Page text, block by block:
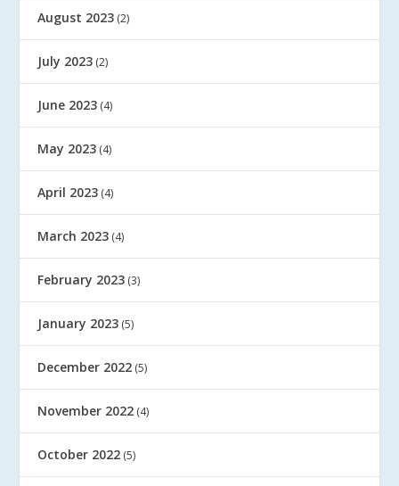
August 2023 (2)
July 2023 (2)
June 2023 (4)
May 2023 (4)
April 2023 (4)
March 2023 (4)
February 2023 (3)
January 2023 (5)
December 2022 (5)
November 2022 (4)
October 2022 (5)